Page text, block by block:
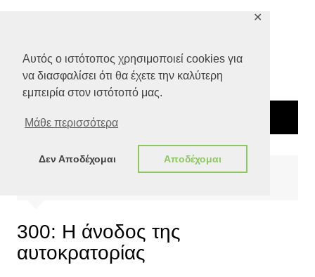
Αυτός ο ιστότοπος χρησιμοποιεί cookies για
να διασφαλίσει ότι θα έχετε την καλύτερη
εμπειρία στον ιστότοπό μας.
Μάθε περισσότερα
Δεν Αποδέχομαι Αποδέχομαι
✕
Σινεμά
300: Η άνοδος της
αυτοκρατορίας